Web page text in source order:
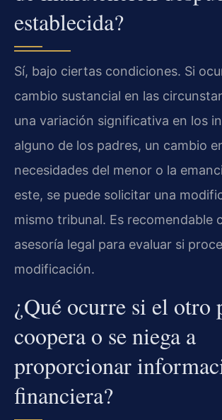
establecida?
Sí, bajo ciertas condiciones. Si
cambio sustancial en las
una variación significativa en los
alguno de los padres, un cambio
necesidades del menor o la
este, se puede solicitar una
mismo tribunal. Es recomendable
asesoría legal para evaluar si
modificación.
¿Qué ocurre si el otro
coopera o se niega a
proporcionar
financiera?